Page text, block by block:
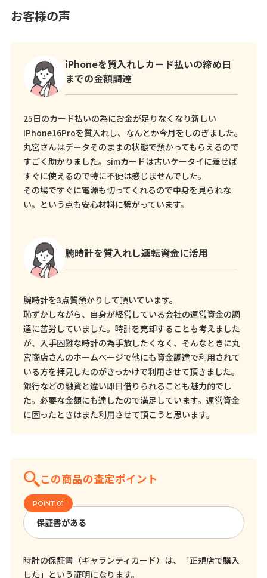
お客様の声
iPhoneを質入れしカード払いの締め日
までの金額調達
25日のカード払いの為にお金が足りなくなり新しい
iPhone16Proを質入れし、なんとか今月をしのぎました。
丸宮さんはデータそのままの状態で預かってもらえるので
すごく助かりました。simカードは古いケータイに差せば
すぐに使えるので特に不便は感じませんでした。
その場ですぐに電源も切ってくれるので中身を見られな
い。という点も安心材料に繋がっています。
腕時計を質入れし運転資金に活用
腕時計を3点質預かりして頂いています。
恥ずかしながら、自身が経営している会社の運営資金の調
達に苦労していました。時計を売却することも考えました
が、入手困難な時計の為手放したくなく、そんなときに丸
宮商店さんのホームページで他にも資金調達で利用されて
いる方を拝見したのがきっかけで利用させて頂きました。
銀行などの融資と違い即日借りられることも魅力的でし
た。必要な金額にも達したので満足しています。運営資金
に困ったときはまた利用させて頂こうと思います。
この商品の査定ポイント
保証書がある
時計の保証書（ギャランティカード）は、「正規店で購入
した」という証明になります。